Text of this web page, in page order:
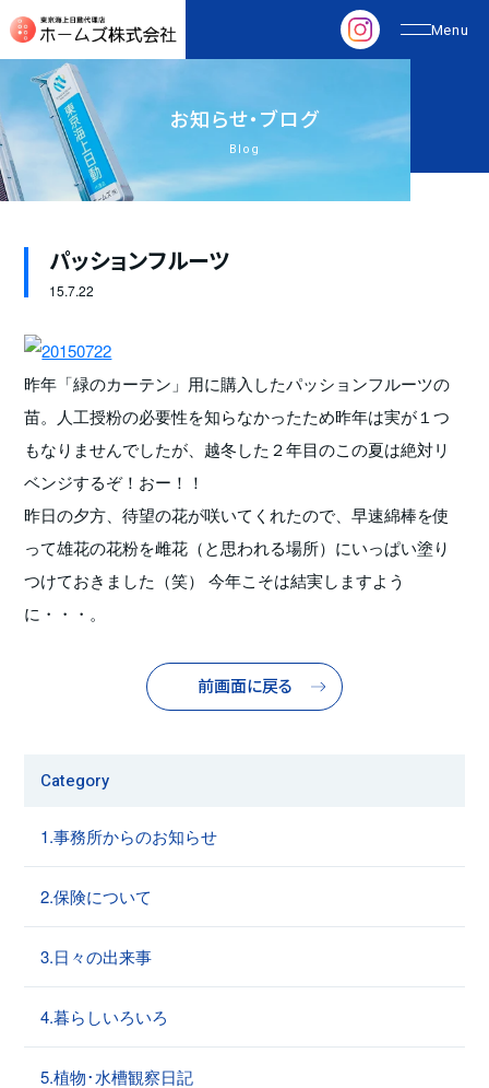
お知らせ・ブログ
Blog
パッションフルーツ
15.7.22
昨年「緑のカーテン」用に購入したパッションフルーツの
苗。人工授粉の必要性を知らなかったため昨年は実が１つ
もなりませんでしたが、越冬した２年目のこの夏は絶対リ
ベンジするぞ！おー！！
昨日の夕方、待望の花が咲いてくれたので、早速綿棒を使
って雄花の花粉を雌花（と思われる場所）にいっぱい塗り
つけておきました（笑） 今年こそは結実しますよう
に・・・。
前画面に戻る
Category
1.事務所からのお知らせ
2.保険について
3.日々の出来事
4.暮らしいろいろ
5.植物･水槽観察日記